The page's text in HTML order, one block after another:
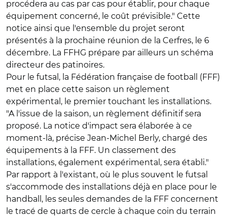
procédera au cas par cas pour établir, pour chaque
équipement concerné, le coût prévisible." Cette
notice ainsi que l'ensemble du projet seront
présentés à la prochaine réunion de la Cerfres, le 6
décembre. La FFHG prépare par ailleurs un schéma
directeur des patinoires.
Pour le futsal, la Fédération française de football (FFF)
met en place cette saison un règlement
expérimental, le premier touchant les installations.
"A l'issue de la saison, un règlement définitif sera
proposé. La notice d'impact sera élaborée à ce
moment-là, précise Jean-Michel Berly, chargé des
équipements à la FFF. Un classement des
installations, également expérimental, sera établi."
Par rapport à l'existant, où le plus souvent le futsal
s'accommode des installations déjà en place pour le
handball, les seules demandes de la FFF concernent
le tracé de quarts de cercle à chaque coin du terrain